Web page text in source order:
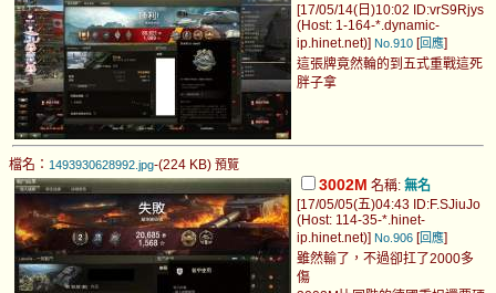
[17/05/14(日)10:02 ID:vrS9Rjys
(Host: 1-164-*.dynamic-
ip.hinet.net)] No.910 [ 回應]
這張牌竟然輪的到五式重戰這死
胖子拿
檔名： 1493930628992.jpg-(224 KB) 預覽
3002M 名稱: 無名
[17/05/05(五)04:43 ID:F.SJiuJo
(Host: 114-35-*.hinet-
ip.hinet.net)] No.906 [ 回應]
雖然輸了，不過卻扛了2000多
傷